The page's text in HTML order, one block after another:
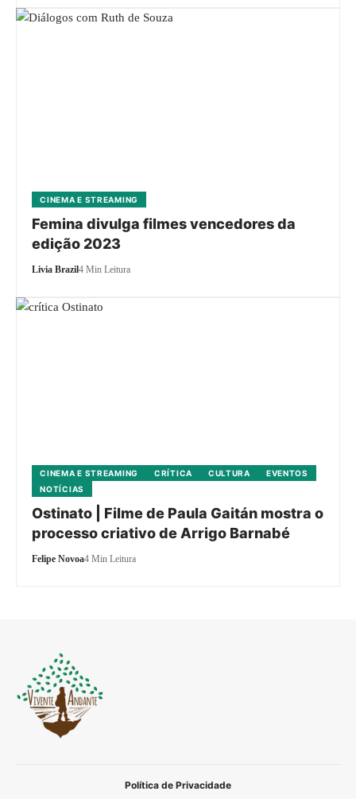
CINEMA E STREAMING
Femina divulga filmes vencedores da
edição 2023
Livia Brazil4 Min Leitura
CINEMA E STREAMING CRÍTICA CULTURA
EVENTOS
NOTÍCIAS
Ostinato | Filme de Paula Gaitán mostra o
processo criativo de Arrigo Barnabé
Felipe Novoa4 Min Leitura
Política de Privacidade